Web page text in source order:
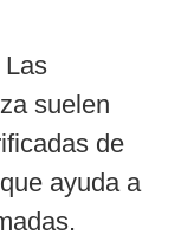
Las
suelen
de
ayuda a